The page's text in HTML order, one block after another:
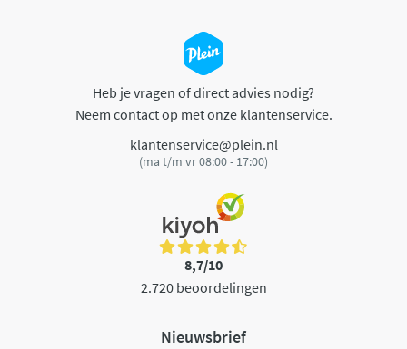
Heb je vragen of direct advies nodig?
Neem contact op met onze klantenservice.
klantenservice@plein.nl
(ma t/m vr 08:00 - 17:00)
8,7/10
2.720 beoordelingen
Nieuwsbrief